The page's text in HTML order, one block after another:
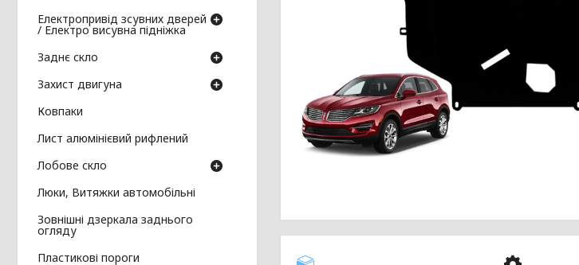
Електропривід зсувних дверей
/ Електро висувна підніжка
Заднє скло
Захист двигуна
Ковпаки
Лист алюмінієвий рифлений
Лобове скло
Люки, Витяжки автомобільні
Зовнішні дзеркала заднього
огляду
Пластикові пороги